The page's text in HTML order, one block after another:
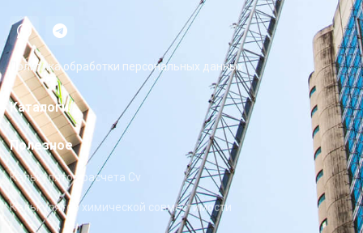
Политика обработки персональных данных
Каталоги
Полезное
Калькулятор расчета Cv
Калькулятор химической совместимости